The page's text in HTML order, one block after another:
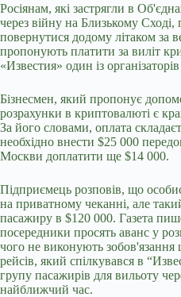
Росіянам, які застрягли в
через війну на Близькому
повернутися додому літаком за
пропонують платити за виліт
«Известия» один із
Бізнесмен, який пропонує
розрахунки в криптовалюті є
За його словами, оплата
необхідно внести $25 000
Москви доплатити ще $14 000.
Підприємець розповів, що
на приватному чеканні, але
пасажиру в $120 000. Газета
посередники просять аванс у
чого не виконують зобов'язання
рейсів, який спілкувався в
групу пасажирів для вильоту
найближчий час.